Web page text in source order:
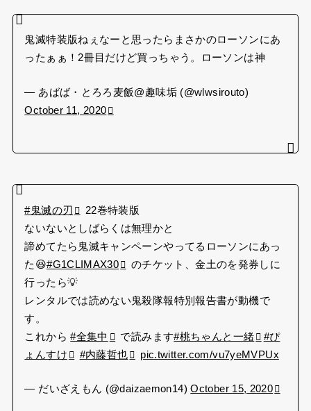
鬼滅特装版ねぇなーと思ったらまさかのローソンにあ
ったぁぁ！2冊目だけど買っちゃう。ローソンは神
— あばば・とろろ麦飯@趣味垢 (@wlwsirouto)
October 11, 2020
#鬼滅の刃
22巻特装版
ないないとしばらくは無理かと
諦めてたら鬼滅キャンペーンやってるローソンにあっ
た😆#G1CLIMAX30
のチケット、金土のを発券しに
行ったら💡
レンタルでは読めない鬼殺隊報特別報告書が動機で
す。
これから#全集中 で読みます#桃ちゃんと一緒
#ぴ
ょんすけ
#内藤哲也 pic.twitter.com/vu7yeMVPUx
— だいざえもん (@daizaemon14)October 15, 2020